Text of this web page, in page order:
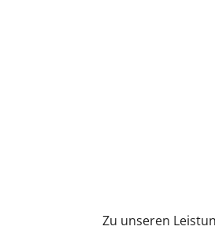
Zu unseren